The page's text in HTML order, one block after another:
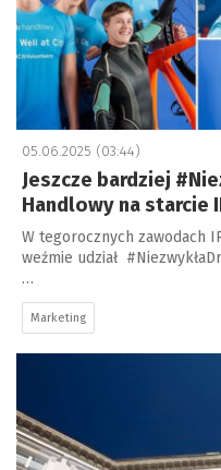
05.06.2025 (03:44)
Jeszcze bardziej
Handlowy na starcie
W tegorocznych zawodach
weźmie udział
…
Marketing
a